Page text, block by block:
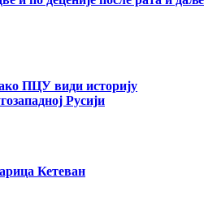
ПЦУ види историју
Русији
Кетеван